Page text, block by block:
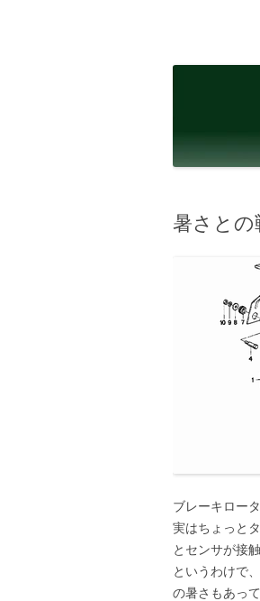
へ
暑さとの
ブレーキロー
実はちょっと
とセンサが接
というわけで
の暑さもあっ